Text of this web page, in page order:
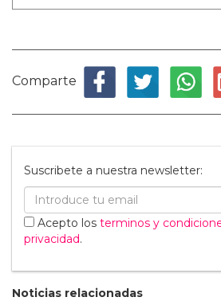
Comparte
Suscribete a nuestra newsletter:
Acepto los terminos y
privacidad.
Noticias relacionadas